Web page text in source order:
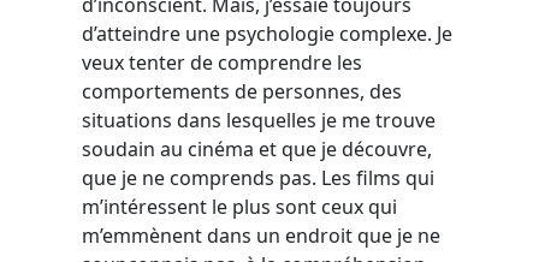
d’atteindre une psychologie complexe. Je
veux tenter de comprendre les
comportements de personnes, des
situations dans lesquelles je me trouve
soudain au cinéma et que je découvre,
que je ne comprends pas. Les films qui
m’intéressent le plus sont ceux qui
m’emmènent dans un endroit que je ne